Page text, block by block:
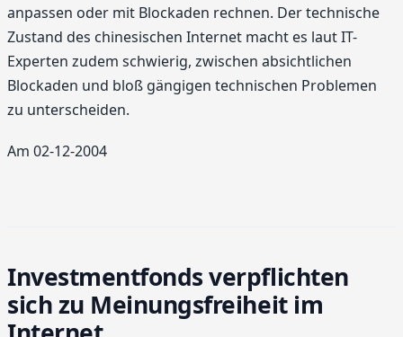
anpassen oder mit Blockaden rechnen. Der technische
Zustand des chinesischen Internet macht es laut IT-
Experten zudem schwierig, zwischen absichtlichen
Blockaden und bloß gängigen technischen Problemen
zu unterscheiden.
Am 02-12-2004
Investmentfonds verpflichten
sich zu Meinungsfreiheit im